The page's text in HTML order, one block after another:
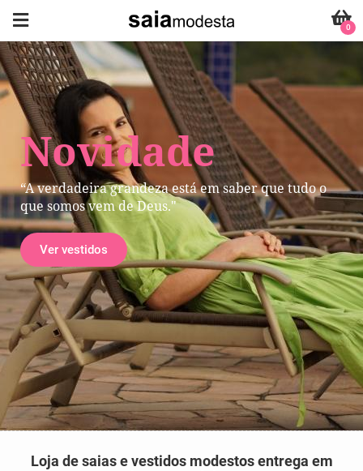
Novidade
“A verdadeira grandeza está em saber que tudo o
que somos vem de Deus."
Ver vestidos
0
Loja de saias e vestidos modestos entrega em